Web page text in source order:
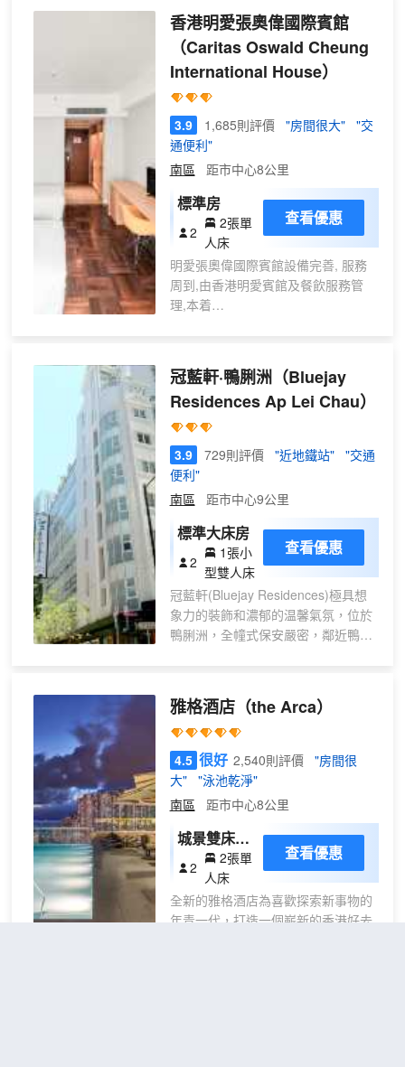
頭及香港仔魚類批發市場，由酒店前
往香港海洋公園及水上樂園等主題公
園只需25分鐘。酒店毗鄰能讓您發掘
人情味濃厚的社區故事，探索專屬自
己的獨特旅遊體驗。
美景。酒店更提供親切殷勤的服務 ，
務求為賓客打造與別不同的奢華體
驗。酒店每天早上 8 時至晚上 11 時
提供往返酒店及海洋公園地鐵站的免
費穿梭巴士服務，先到先得。
香港明愛張奧偉國際賓館
（Caritas Oswald Cheung
International House）
3.9 1,685則評價 "房間很大"
"交
通便利"
南區
距市中心8公里
標準房
2
2張單
人床
查看優惠
明愛張奧偉國際賓館設備完善, 服務
周到,由香港明愛賓館及餐飲服務管
理,本着
供賓至如歸, 妥善周到的款待服務。
客房內均備有獨立空調、迷你吧、彩
色電視、衞星電視頻道、國際直撥電
話及寬帶上網服務。位於一樓接待處
旁的咖啡供應各式小食和飲品,其他服
務包括:私人保險箱、貨幣兌換、傳真
和複印服務、行李儲存、洗衣服 務和
郵遞服務等。
All rooms are provided with air-
conditioning, international direct dial
and broadband network, and are als
o equipped with mini-
bar and colour TV with satellite rece
ption Service & Facilities. Special gr
oup rates and monthly rental packa
orded special discounts.Cafeteria se
room safe-
box, foreign exchange service, facsi
mile and copying service, baggage s
torage, laundry and dry cleaning an
冠藍軒·鴨脷洲（Bluejay
Residences Ap Lei Chau）
3.9 729則評價 "近地鐵站"
"交通
便利"
南區
距市中心9公里
標準大床房
2
1張小
型雙人床
查看優惠
冠藍軒(Bluejay Residences)極具想
象力的裝飾和濃郁的温馨氣氛，位於
鴨脷洲，全幢式保安嚴密，鄰近鴨脷
方便。
雅格酒店（the Arca）
4.5 很好 2,540則評價
"房間很
大"
"泳池乾淨"
南區
距市中心8公里
城景雙床客
房2
2張單
人床
查看優惠
全新的雅格酒店為喜歡探索新事物的
年青一代，打造一個嶄新的香港好去